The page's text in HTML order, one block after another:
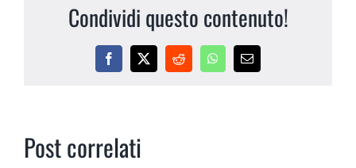
Condividi questo contenuto!
Facebook
X RedditWhatsApp
Email
Post correlati